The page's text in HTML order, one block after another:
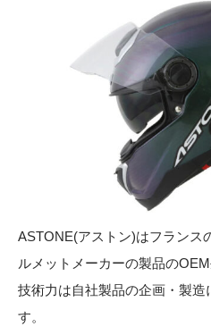
ASTONE(アストン)はフランス
ルメットメーカーの製品の
技術力は自社製品の企画・製造
す。